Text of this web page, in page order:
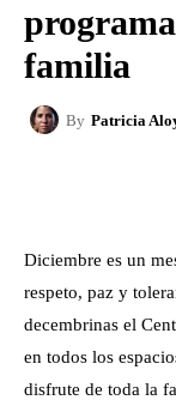
familia
By Patricia
Diciembre es un
respeto, paz y
decembrinas el
en todos los
disfrute de toda la